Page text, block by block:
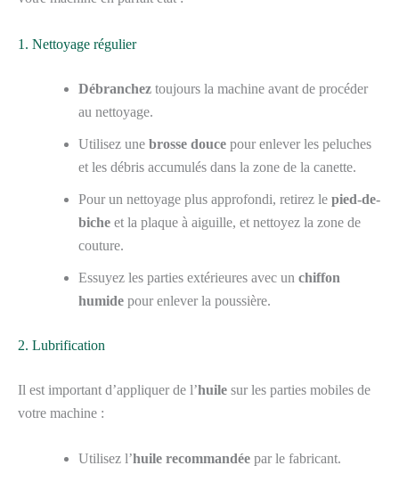
1. Nettoyage régulier
Débranchez toujours la machine avant de procéder
au nettoyage.
Utilisez une brosse douce pour enlever les peluches
et les débris accumulés dans la zone de la canette.
Pour un nettoyage plus approfondi, retirez le pied-de-
biche et la plaque à aiguille, et nettoyez la zone de
couture.
Essuyez les parties extérieures avec un chiffon
humide pour enlever la poussière.
2. Lubrification
Il est important d’appliquer de l’huile sur les parties mobiles de
votre machine :
Utilisez l’huile recommandée par le fabricant.